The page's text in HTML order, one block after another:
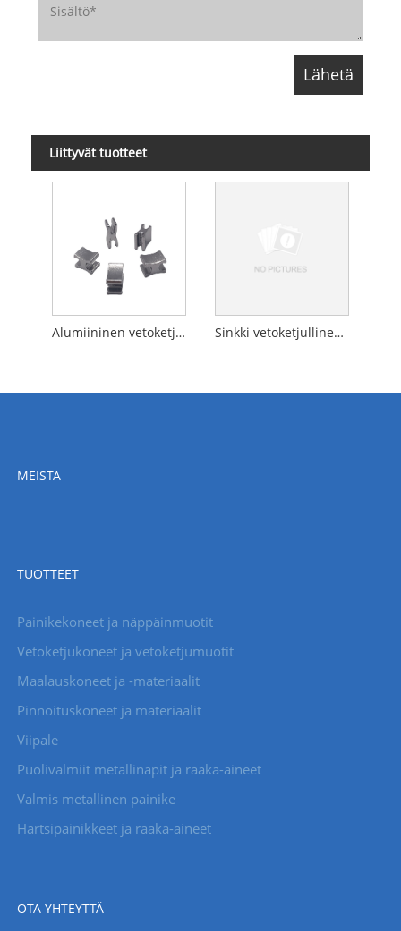
Liittyvät tuotteet
Alumiininen vetoketjullinen alastop Sinkki vetoketjullinen Top Stop
MEISTÄ
TUOTTEET
Painikekoneet ja näppäinmuotit
Vetoketjukoneet ja vetoketjumuotit
Maalauskoneet ja -materiaalit
Pinnoituskoneet ja materiaalit
Viipale
Puolivalmiit metallinapit ja raaka-aineet
Valmis metallinen painike
Hartsipainikkeet ja raaka-aineet
OTA YHTEYTTÄ